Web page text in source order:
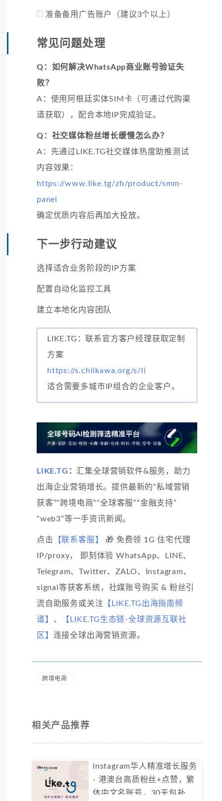
准备备用广告账户（建议3个以上）
常见问题处理
Q：如何解决WhatsApp商业账号验证失
败？
A：使用阿根廷实体SIM卡（可通过代购渠
道获取），配合本地IP完成验证。
Q：社交媒体粉丝增长缓慢怎么办？
A：先通过LIKE.TG社交媒体热度助推测试
内容效果：
https://www.like.tg/zh/product/smm-
panel
确定优质内容后再加大投放。
下一步行动建议
选择适合业务阶段的IP方案
配置自动化监控工具
建立本地化内容团队
LIKE.TG：联系官方客户经理获取定制
方案
https://s.chiikawa.org/s/li
适合需要多城市IP组合的企业客户。
LIKE.TG ： 汇集全球营销软件&服务，助力
出海企业营销增长。提供最新的“私域营销
获客”“跨境电商”“全球客服”“金融支持”
“web3”等一手资讯新闻。
点击 【联系客服】
🎁 免费领 1G 住宅代理
IP/proxy， 即刻体验 WhatsApp、LINE、
Telegram、Twitter、ZALO、Instagram、
signal等获客系统，社媒账号购买 & 粉丝引
流自助服务或关注 【LIKE.TG出海指南频
道】 、
【LIKE.TG生态链-全球资源互联社
区】 连接全球出海营销资源。
跨境电商
相关产品推荐
Instagram华人精准增长服务
- 港澳台高质粉丝+点赞，繁
体中文名账号，30天包补保